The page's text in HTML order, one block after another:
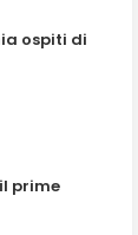
ospiti di
prime